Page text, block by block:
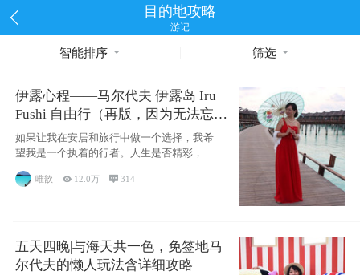
目的地攻略
游记
智能排序 筛选
伊露心程——马尔代夫 伊露岛 Iru
Fushi 自由行（再版，因为无法忘却
的留恋）
如果让我在安居和旅行中做一个选择，我希
望我是一个执着的行者。人生是否精彩，都
源于自己
唯歆  12.0万  314
五天四晚|与海天共一色，免签地马
尔代夫的懒人玩法含详细攻略